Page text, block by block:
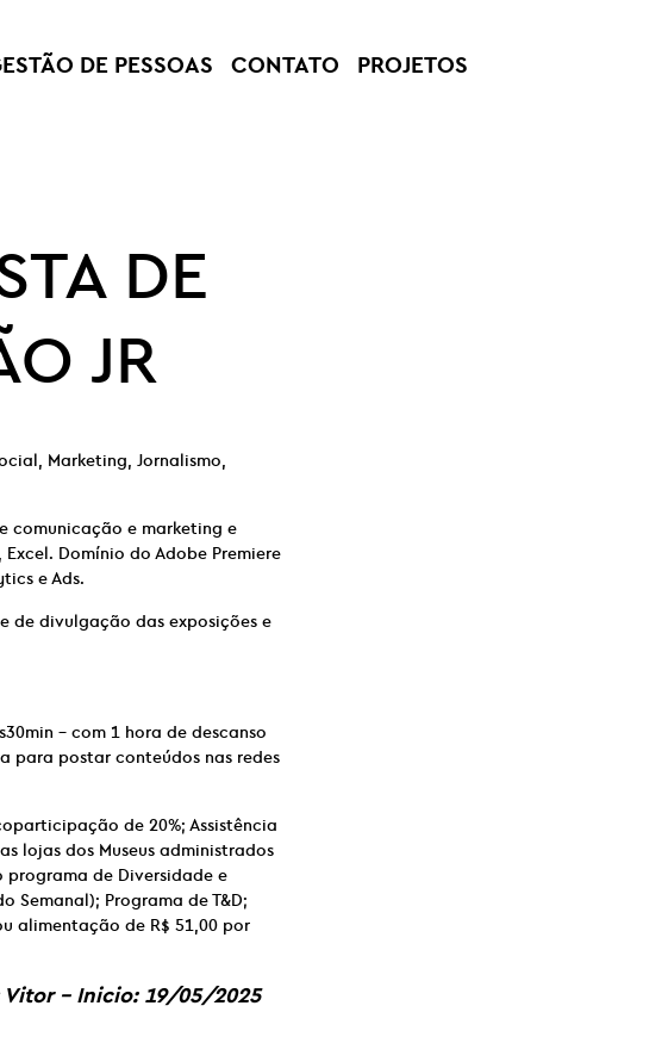
DE PESSOAS CONTATO PROJETOS
DE
JR
Marketing, Jornalismo,
comunicação e marketing e
Domínio do Adobe Premiere
e Ads.
de divulgação das exposições e
– com 1 hora de descanso
para postar conteúdos nas redes
de 20%; Assistência
lojas dos Museus administrados
programa de Diversidade e
Semanal); Programa de T&D;
alimentação de R$ 51,00 por
– Inicio: 19/05/2025